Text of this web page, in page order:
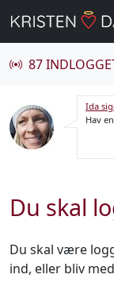
87
Ida
Hav
Du skal
Du skal være
ind, eller bliv